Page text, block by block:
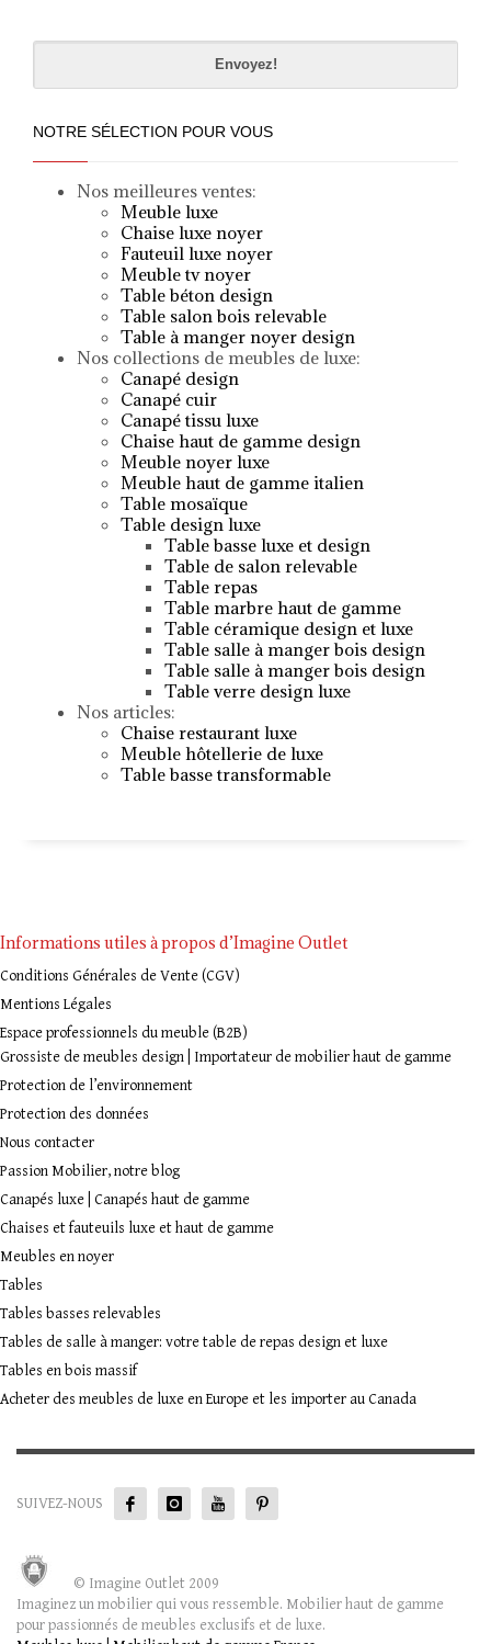
leave
field
NOTRE SÉLECTION POUR VOUS
Nos meilleures ventes:
Meuble luxe
Chaise luxe noyer
Fauteuil luxe noyer
Meuble tv noyer
Table béton design
Table salon bois relevable
Table à manger noyer design
Nos collections de meubles de luxe:
Canapé design
Canapé cuir
Canapé tissu luxe
Chaise haut de gamme design
Meuble noyer luxe
Meuble haut de gamme italien
Table mosaïque
Table design luxe
Table basse luxe et design
Table de salon relevable
Table repas
Table marbre haut de gamme
Table céramique design et luxe
Table salle à manger bois design
Table salle à manger bois design
Table verre design luxe
Nos articles:
Chaise restaurant luxe
Meuble hôtellerie de luxe
Table basse transformable
Informations utiles à propos d’Imagine Outlet
Conditions Générales de Vente (CGV)
Mentions Légales
Espace professionnels du meuble (B2B)
Grossiste de meubles design | Importateur de mobilier haut de gamme
Protection de l’environnement
Protection des données
Nous contacter
Passion Mobilier, notre blog
Canapés luxe | Canapés haut de gamme
Chaises et fauteuils luxe et haut de gamme
Meubles en noyer
Tables
Tables basses relevables
Tables de salle à manger: votre table de repas design et luxe
Tables en bois massif
Acheter des meubles de luxe en Europe et les importer au Canada
SUIVEZ-NOUS
© Imagine Outlet 2009
Imaginez un mobilier qui vous ressemble. Mobilier haut de gamme
pour passionnés de meubles exclusifs et de luxe.